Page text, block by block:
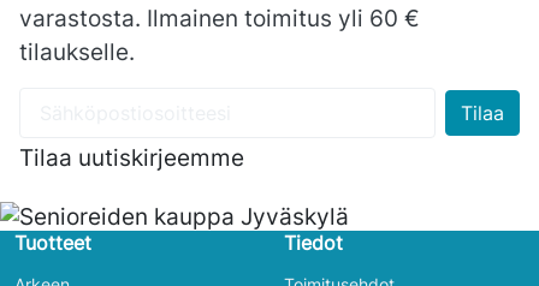
varastosta. Ilmainen toimitus yli 60 €
tilaukselle.
Tilaa uutiskirjeemme
Tuotteet Tiedot